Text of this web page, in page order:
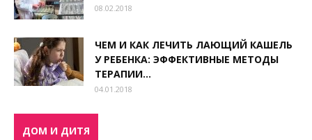
08.02.2018
ЧЕМ И КАК ЛЕЧИТЬ ЛАЮЩИЙ КАШЕЛЬ
У РЕБЕНКА: ЭФФЕКТИВНЫЕ МЕТОДЫ
ТЕРАПИИ...
04.01.2018
ДОМ И ДИТЯ